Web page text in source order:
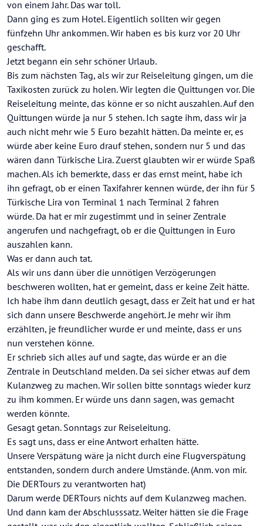
von einem Jahr. Das war toll.
Dann ging es zum Hotel. Eigentlich sollten wir gegen
fünfzehn Uhr ankommen. Wir haben es bis kurz vor 20 Uhr
geschafft.
Jetzt begann ein sehr schöner Urlaub.
Bis zum nächsten Tag, als wir zur Reiseleitung gingen, um die
Taxikosten zurück zu holen. Wir legten die Quittungen vor. Die
Reiseleitung meinte, das könne er so nicht auszahlen. Auf den
Quittungen würde ja nur 5 stehen. Ich sagte ihm, dass wir ja
auch nicht mehr wie 5 Euro bezahlt hätten. Da meinte er, es
würde aber keine Euro drauf stehen, sondern nur 5 und das
wären dann Türkische Lira. Zuerst glaubten wir er würde Spaß
machen. Als ich bemerkte, dass er das ernst meint, habe ich
ihn gefragt, ob er einen Taxifahrer kennen würde, der ihn für 5
Türkische Lira von Terminal 1 nach Terminal 2 fahren
würde. Da hat er mir zugestimmt und in seiner Zentrale
angerufen und nachgefragt, ob er die Quittungen in Euro
auszahlen kann.
Was er dann auch tat.
Als wir uns dann über die unnötigen Verzögerungen
beschweren wollten, hat er gemeint, dass er keine Zeit hätte.
Ich habe ihm dann deutlich gesagt, dass er Zeit hat und er hat
sich dann unsere Beschwerde angehört. Je mehr wir ihm
erzählten, je freundlicher wurde er und meinte, dass er uns
nun verstehen könne.
Er schrieb sich alles auf und sagte, das würde er an die
Zentrale in Deutschland melden. Da sei sicher etwas auf dem
Kulanzweg zu machen. Wir sollen bitte sonntags wieder kurz
zu ihm kommen. Er würde uns dann sagen, was gemacht
werden könnte.
Gesagt getan. Sonntags zur Reiseleitung.
Es sagt uns, dass er eine Antwort erhalten hätte.
Unsere Verspätung wäre ja nicht durch eine Flugverspätung
entstanden, sondern durch andere Umstände. (Anm. von mir.
Die DERTours zu verantworten hat)
Darum werde DERTours nichts auf dem Kulanzweg machen.
Und dann kam der Abschlusssatz. Weiter hätten sie die Frage